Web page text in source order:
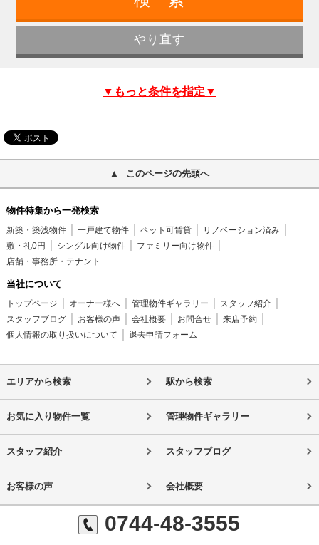
▼もっと条件を指定▼
このページの先頭へ
物件特集から一発検索
新築・築浅物件 一戸建て物件 ペット可賃貸
リノベーション済み
敷・礼0円
シングル向け物件
ファミリー向け物件
店舗・事務所・テナント
当社について
トップページ オーナー様へ 管理物件ギャラリー
スタッフ紹介
スタッフブログ
お客様の声 会社概要 お問合せ
来店予約
個人情報の取り扱いについて
退去申請フォーム
エリアから検索 駅から検索
お気に入り物件一覧 管理物件ギャラリー
スタッフ紹介 スタッフブログ
お客様の声 会社概要
0744-48-3555